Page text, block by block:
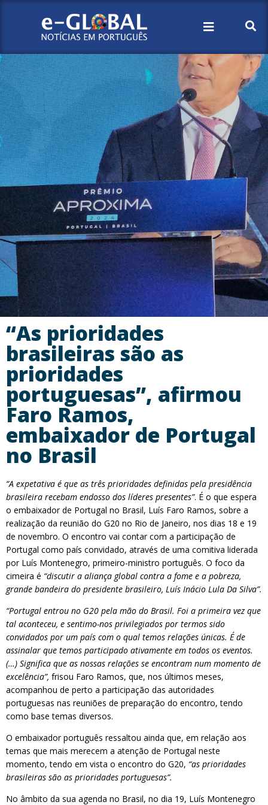
“As prioridades
brasileiras são as
prioridades
portuguesas”, afirmou
Faro Ramos,
embaixador de Portugal
no Brasil
“A expetativa é que as três prioridades definidas pela presidência
brasileira recebam endosso dos líderes presentes”. É o que espera
o embaixador de Portugal no Brasil, Luís Faro Ramos, sobre a
realização da reunião do G20 no Rio de Janeiro, nos dias 18 e 19
de novembro. O encontro vai contar com a participação de
Portugal como país convidado, através de uma comitiva liderada
por Luís Montenegro, primeiro-ministro português. O foco da
cimeira é “discutir a aliança global contra a fome e a pobreza,
grande bandeira do presidente brasileiro, Luís Inácio Lula Da Silva”.
“Portugal entrou no G20 pela mão do Brasil. Foi a primeira vez que
tal aconteceu, e sentimo-nos privilegiados por termos sido
convidados por um país com o qual temos relações únicas. É de
assinalar que temos participado ativamente em todos os eventos.
(…) Significa que as nossas relações se encontram num momento de
excelência”, frisou Faro Ramos, que, nos últimos meses,
acompanhou de perto a participação das autoridades
portuguesas nas reuniões de preparação do encontro, tendo
como base temas diversos.
O embaixador português ressaltou ainda que, em relação aos
temas que mais merecem a atenção de Portugal neste
momento, tendo em vista o encontro do G20, “as prioridades
brasileiras são as prioridades portuguesas”.
No âmbito da sua agenda no Brasil, no dia 19, Luís Montenegro